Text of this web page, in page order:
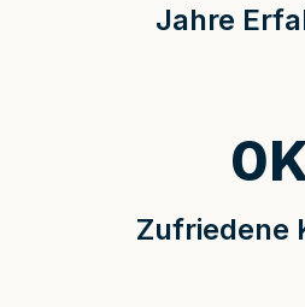
Jahre
Zufriedene
0